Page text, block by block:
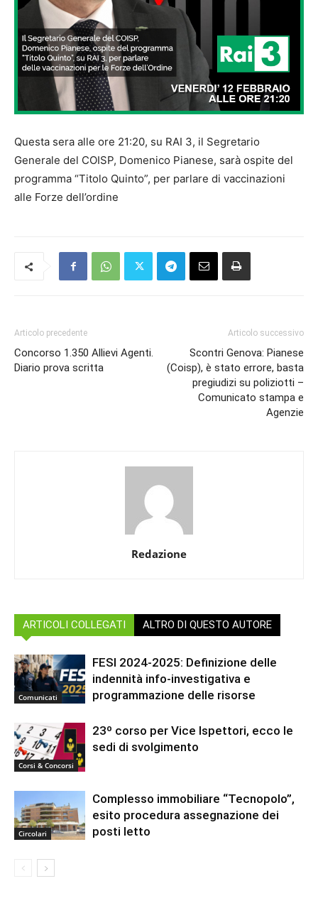
Questa sera alle ore 21:20, su RAI 3, il Segretario
Generale del COISP, Domenico Pianese, sarà ospite del
programma “Titolo Quinto”, per parlare di vaccinazioni
alle Forze dell’ordine
Articolo precedente
Concorso 1.350 Allievi Agenti.
Diario prova scritta
Articolo successivo
Scontri Genova: Pianese
(Coisp), è stato errore, basta
pregiudizi su poliziotti –
Comunicato stampa e
Agenzie
Redazione
ARTICOLI COLLEGATI ALTRO DI QUESTO AUTORE
Comunicati
FESI 2024-2025: Definizione delle
indennità info-investigativa e
programmazione delle risorse
Corsi & Concorsi
23º corso per Vice Ispettori, ecco le
sedi di svolgimento
Circolari
Complesso immobiliare “Tecnopolo”,
esito procedura assegnazione dei
posti letto